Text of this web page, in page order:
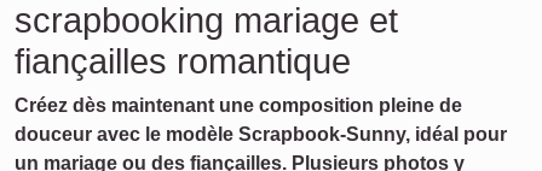
scrapbooking mariage et
fiançailles romantique
Créez dès maintenant une composition pleine de
douceur avec le modèle Scrapbook-Sunny, idéal pour
un mariage ou des fiançailles. Plusieurs photos y